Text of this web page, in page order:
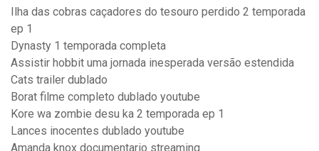
Ilha das cobras caçadores do tesouro perdido 2 temporada
ep 1
Dynasty 1 temporada completa
Assistir hobbit uma jornada inesperada versão estendida
Cats trailer dublado
Borat filme completo dublado youtube
Kore wa zombie desu ka 2 temporada ep 1
Lances inocentes dublado youtube
Amanda knox documentario streaming